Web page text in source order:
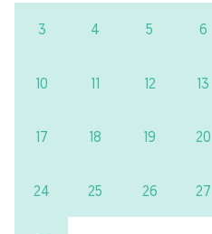
3 4 5 6
10 11 12 13
17 18 19 20
24 25 26 27